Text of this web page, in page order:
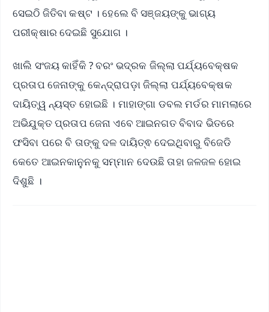
ସେଇଠି ଜିତିବା କଷ୍ଟ । ହେଲେ ବି ସଞ୍ଜୟଙ୍କୁ ଭାଗ୍ୟ
ପରୀକ୍ଷାର ଦେଇଛି ସୁଯୋଗ ।
ଖାଲି ସଂଜୟ କାହିଁକି ? ବରଂ ଭଦ୍ରକ ଜିଲ୍ଲା ପର୍ଯ୍ୟବେକ୍ଷକ
ପ୍ରତାପ ଜେନାଙ୍କୁ କେନ୍ଦ୍ରାପଡ଼ା ଜିଲ୍ଲା ପର୍ଯ୍ୟବେକ୍ଷକ
ଦାୟିତ୍ୱ ନ୍ୟସ୍ତ ହୋଇଛି । ମାହାଙ୍ଗା ଡବଲ ମର୍ଡର ମାମଲାରେ
ଅଭିଯୁକ୍ତ ପ୍ରତାପ ଜେନା ଏବେ ଆଇନଗତ ବିବାଦ ଭିତରେ
ଫସିବା ପରେ ବି ତାଙ୍କୁ ଦଳ ଦାୟିତ୍ଵ ଦେଇଥିବାରୁ ବିଜେଡି
କେତେ ଆଇନକାନୁନକୁ ସମ୍ମାନ ଦେଉଛି ତାହା ଜଳଜଳ ହୋଇ
ଦିଶୁଛି ।